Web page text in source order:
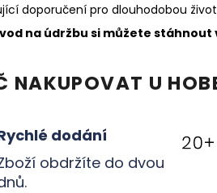
doporučení pro dlouhodobou
na údržbu si můžete stáhnout
NAKUPOVAT U
dodání
obdržíte do dvou